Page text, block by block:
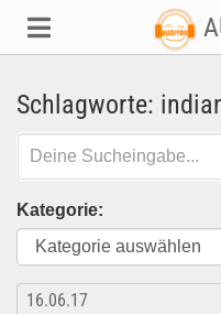
Schlagworte:
Kategorie:
16.06.17